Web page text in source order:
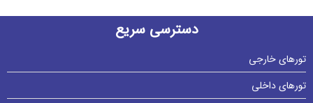
دسترسی سریع
تورهای خارجی
تورهای داخلی